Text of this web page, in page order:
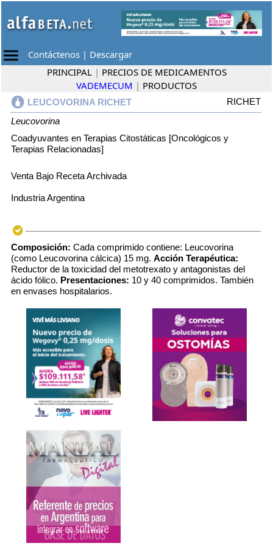
Contáctenos | Descargar
PRINCIPAL | PRECIOS DE MEDICAMENTOS
VADEMECUM | PRODUCTOS
LEUCOVORINA RICHET
RICHET
Leucovorina
Coadyuvantes en Terapias Citostáticas [Oncológicos y
Terapias Relacionadas]
Venta Bajo Receta Archivada
Industria Argentina
Composición: Cada comprimido contiene: Leucovorina
(como Leucovorina cálcica) 15 mg. Acción Terapéutica:
Reductor de la toxicidad del metotrexato y antagonistas del
ácido fólico. Presentaciones: 10 y 40 comprimidos. También
en envases hospitalarios.